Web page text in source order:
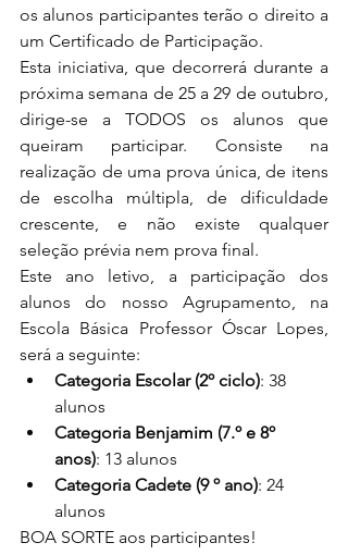
os alunos participantes terão o direito a
um Certificado de Participação.
Esta iniciativa, que decorrerá durante a
próxima semana de 25 a 29 de outubro,
dirige-se a TODOS os alunos que
queiram participar. Consiste na
realização de uma prova única, de itens
de escolha múltipla, de dificuldade
crescente, e não existe qualquer
seleção prévia nem prova final.
Este ano letivo, a participação dos
alunos do nosso Agrupamento, na
Escola Básica Professor Óscar Lopes,
será a seguinte:
Categoria Escolar (2º ciclo): 38
alunos
Categoria Benjamim (7.º e 8º
anos): 13 alunos
Categoria Cadete (9 º ano): 24
alunos
BOA SORTE aos participantes!